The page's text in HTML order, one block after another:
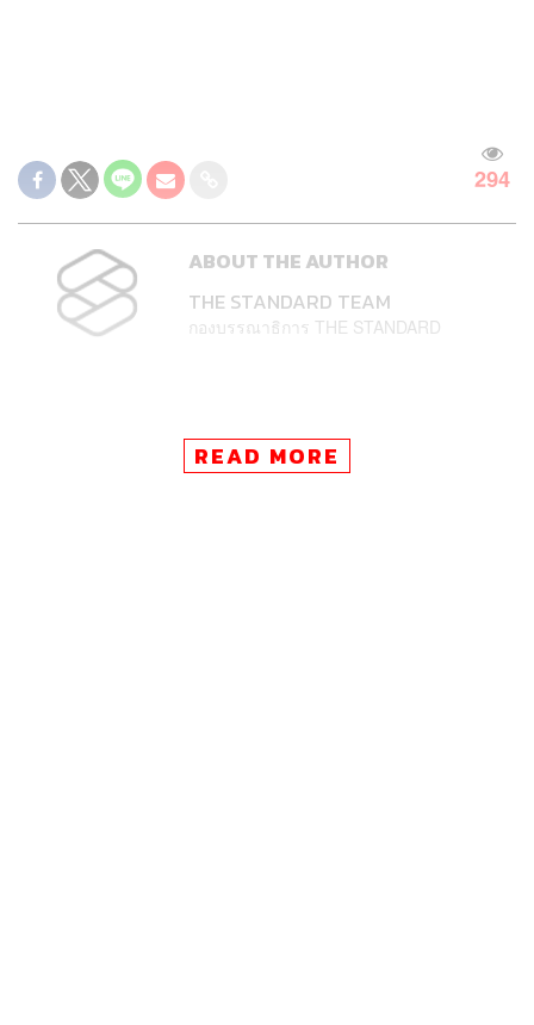
294
ABOUT THE AUTHOR
THE STANDARD TEAM
กองบรรณาธิการ THE STANDARD
READ MORE